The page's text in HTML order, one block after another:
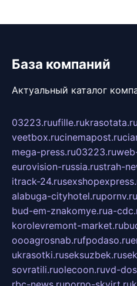
База компаний
Актуальный каталог
03223.ruufille.rukrasotata.ru
veetbox.rucinemapost.ru
mega-press.ru03223.ru
eurovision-russia.rustrah-
itrack-24.ru
alabuga-cityhotel.rupornv.ru
bud-em-znakomye.rua-
korolevremont-market.ru
oooagrosnab.rufpodaso.ru
ukrasotki.ruseksuzbek.ru
sovratili.ruolecoon.ruvd-